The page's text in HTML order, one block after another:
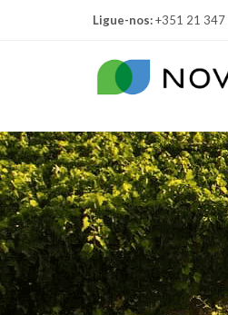
Ligue-nos:+351 21 347